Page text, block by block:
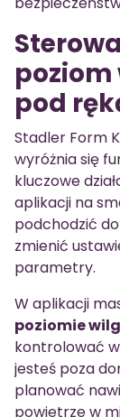
poziom
pod
Stadler Form
wyróżnia się
kluczowe
aplikacji na
podchodzić
zmienić
parametry.
W aplikacji
poziomie
kontrolować
jesteś poza
planować
powietrze w